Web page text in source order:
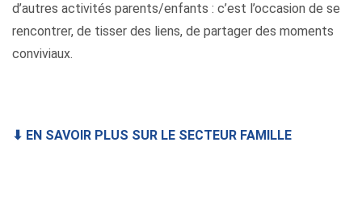
d’autres activités parents/enfants : c’est l’occasion de se
rencontrer, de tisser des liens, de partager des moments
conviviaux.
⬇ EN SAVOIR PLUS SUR LE SECTEUR FAMILLE